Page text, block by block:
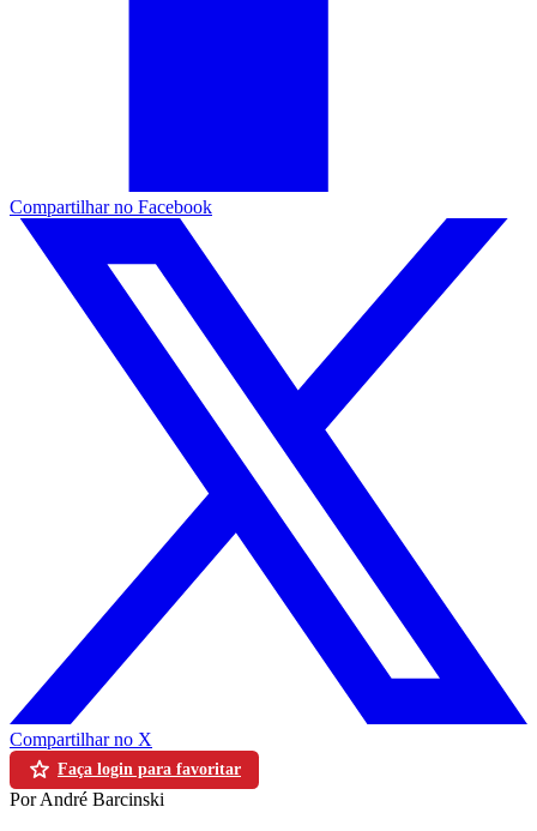
Compartilhar no Facebook
Compartilhar no X
Faça login para favoritar
Por André Barcinski